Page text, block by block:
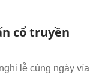
cổ truyền
lễ cúng ngày vía